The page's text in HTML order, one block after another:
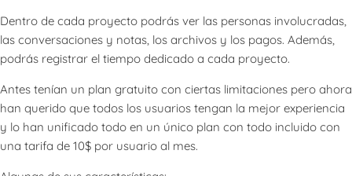
Dentro de cada proyecto podrás ver las personas involucradas,
las conversaciones y notas, los archivos y los pagos. Además,
podrás registrar el tiempo dedicado a cada proyecto.
Antes tenían un plan gratuito con ciertas limitaciones pero ahora
han querido que todos los usuarios tengan la mejor experiencia
y lo han unificado todo en un único plan con todo incluido con
una tarifa de 10$ por usuario al mes.